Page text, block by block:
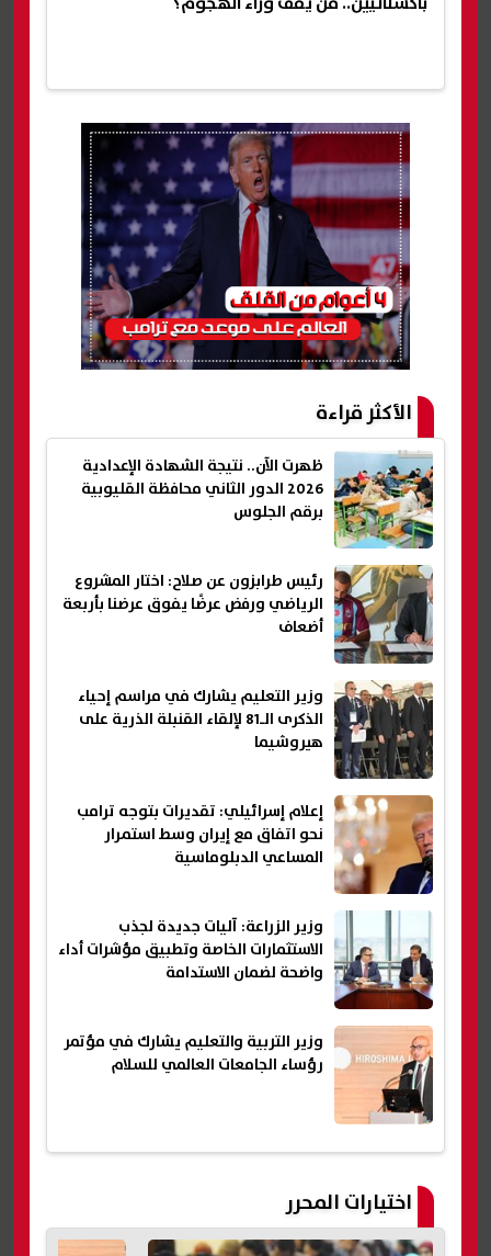
الأكثر قراءة
ظهرت الآن.. نتيجة الشهادة الإعدادية
2026 الدور الثاني محافظة القليوبية
برقم الجلوس
رئيس طرابزون عن صلاح: اختار المشروع
الرياضي ورفض عرضًا يفوق عرضنا بأربعة
أضعاف
وزير التعليم يشارك في مراسم إحياء
الذكرى الـ81 لإلقاء القنبلة الذرية على
هيروشيما
إعلام إسرائيلي: تقديرات بتوجه ترامب
نحو اتفاق مع إيران وسط استمرار
المساعي الدبلوماسية
وزير الزراعة: آليات جديدة لجذب
الاستثمارات الخاصة وتطبيق مؤشرات أداء
واضحة لضمان الاستدامة
وزير التربية والتعليم يشارك في مؤتمر
رؤساء الجامعات العالمي للسلام
اختيارات المحرر